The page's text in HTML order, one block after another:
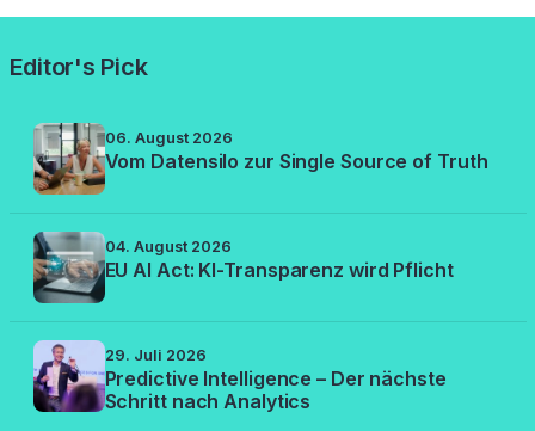
Editor's Pick
06. August 2026
Vom Datensilo zur Single Source of Truth
04. August 2026
EU AI Act: KI-Transparenz wird Pflicht
29. Juli 2026
Predictive Intelligence – Der nächste
Schritt nach Analytics